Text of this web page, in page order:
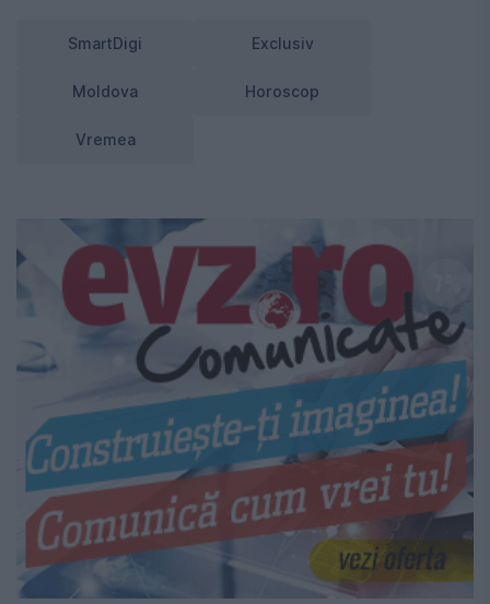
SmartDigi Exclusiv
Moldova Horoscop
Vremea